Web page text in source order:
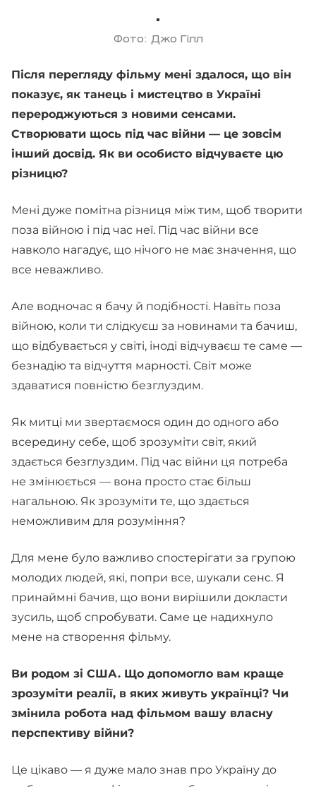
Фото: Джо Гілл
Після перегляду фільму мені здалося, що він
показує, як танець і мистецтво в Україні
перероджуються з новими сенсами.
Створювати щось під час війни — це зовсім
інший досвід. Як ви особисто відчуваєте цю
різницю?
Мені дуже помітна різниця між тим, щоб творити
поза війною і під час неї. Під час війни все
навколо нагадує, що нічого не має значення, що
все неважливо.
Але водночас я бачу й подібності. Навіть поза
війною, коли ти слідкуєш за новинами та бачиш,
що відбувається у світі, іноді відчуваєш те саме —
безнадію та відчуття марності. Світ може
здаватися повністю безглуздим.
Як митці ми звертаємося один до одного або
всередину себе, щоб зрозуміти світ, який
здається безглуздим. Під час війни ця потреба
не змінюється — вона просто стає більш
нагальною. Як зрозуміти те, що здається
неможливим для розуміння?
Для мене було важливо спостерігати за групою
молодих людей, які, попри все, шукали сенс. Я
принаймні бачив, що вони вирішили докласти
зусиль, щоб спробувати. Саме це надихнуло
мене на створення фільму.
Ви родом зі США. Що допомогло вам краще
зрозуміти реалії, в яких живуть українці? Чи
змінила робота над фільмом вашу власну
перспективу війни?
Це цікаво — я дуже мало знав про Україну до